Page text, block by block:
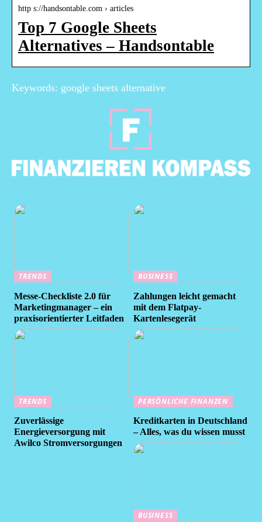
http s://handsontable.com › articles
Top 7 Google Sheets
Alternatives – Handsontable
Keywords: google sheets alternative
TRENDS
Messe-Checkliste 2.0 für
Marketingmanager – ein
praxisorientierter Leitfaden
BUSINESS
Zahlungen leicht gemacht
mit dem Flatpay-
Kartenlesegerät
TRENDS
Zuverlässige
Energieversorgung mit
Awilco Stromversorgungen
PERSÖNLICHE FINANZEN
Kreditkarten in Deutschland
– Alles, was du wissen musst
BUSINESS